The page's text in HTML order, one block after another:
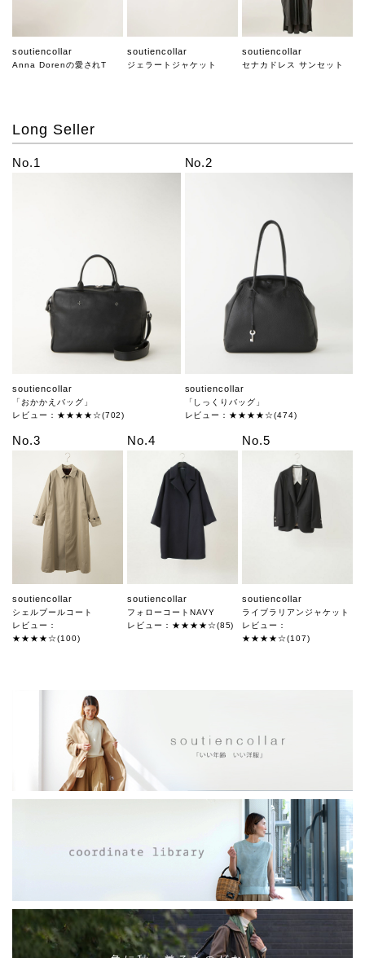
soutiencollar
Anna Dorenの愛されT
soutiencollar
ジェラートジャケット
soutiencollar
セナカドレス サンセット
Long Seller
No.1
soutiencollar
「おかかえバッグ」
レビュー：★★★★☆(702)
No.2
soutiencollar
「しっくりバッグ」
レビュー：★★★★☆(474)
No.3
soutiencollar
シェルブールコート
レビュー：
★★★★☆(100)
No.4
soutiencollar
フォローコートNAVY
レビュー：★★★★☆(85)
No.5
soutiencollar
ライブラリアンジャケット
レビュー：
★★★★☆(107)